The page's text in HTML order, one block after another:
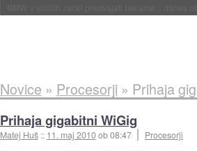
Novice » Procesorji » Prihaja
Prihaja gigabitni WiGig
Matej Huš :: 11. maj 2010ob 08:47
Procesorji